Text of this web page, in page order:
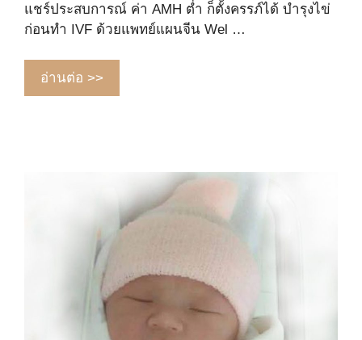
แชร์ประสบการณ์ ค่า AMH ต่ำ ก็ตั้งครรภ์ได้ บำรุงไข่
ก่อนทำ IVF ด้วยแพทย์แผนจีน Wel …
อ่านต่อ >>